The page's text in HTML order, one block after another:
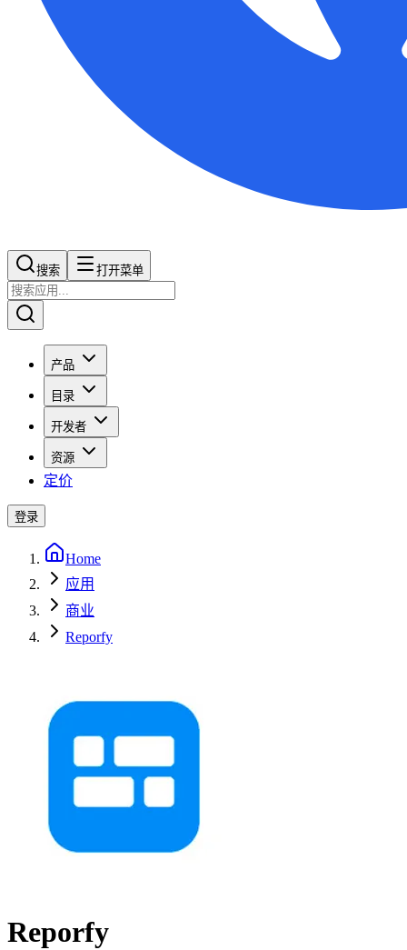
搜索​​​​ 打开菜单
产品
目录
开发者
资源
定价
登录
Home
应用
商业
Reporfy
Reporfy